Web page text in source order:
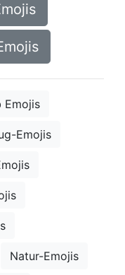
Emojis
Emojis
Natur-Emojis